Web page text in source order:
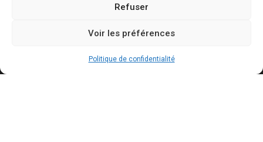
Refuser
Voir les préférences
Politique de confidentialité
Politique de confidentialité
Politique de cookies